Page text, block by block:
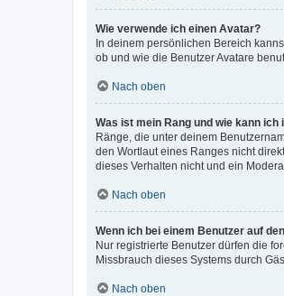
Wie verwende ich einen Avatar?
In deinem persönlichen Bereich
ob und wie die Benutzer Avatare
Nach oben
Was ist mein Rang und wie kann ich
Ränge, die unter deinem
den Wortlaut eines Ranges nicht
dieses Verhalten nicht und ein
Nach oben
Wenn ich bei einem Benutzer auf
Nur registrierte Benutzer dürfen die
Missbrauch dieses Systems durch
Nach oben